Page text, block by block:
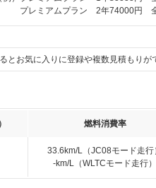
プレミアムプラン 2年74000円 全
とお気に入りに登録や複数見積もりが
燃料消費率
33.6km/L（JC08モード走行
-km/L（WLTCモード走行）